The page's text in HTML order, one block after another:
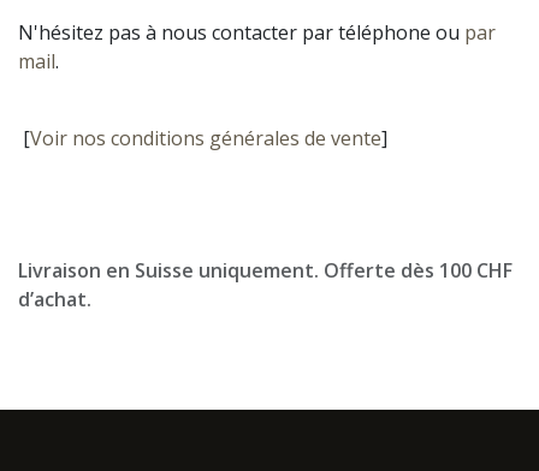
N'hésitez pas à nous contacter par téléphone ou par
mail.
[Voir nos conditions générales de vente]
Livraison en Suisse uniquement. Offerte dès 100 CHF
d’achat.